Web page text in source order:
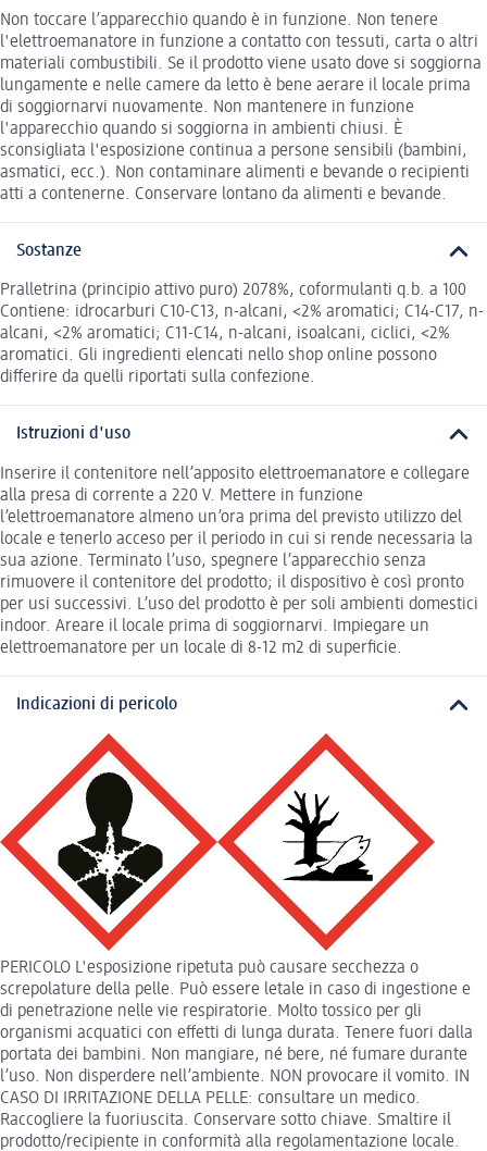
Non toccare l’apparecchio quando è in funzione. Non tenere
l'elettroemanatore in funzione a contatto con tessuti, carta o altri
materiali combustibili. Se il prodotto viene usato dove si soggiorna
lungamente e nelle camere da letto è bene aerare il locale prima
di soggiornarvi nuovamente. Non mantenere in funzione
l'apparecchio quando si soggiorna in ambienti chiusi. È
sconsigliata l'esposizione continua a persone sensibili (bambini,
asmatici, ecc.). Non contaminare alimenti e bevande o recipienti
atti a contenerne. Conservare lontano da alimenti e bevande.
Sostanze
Pralletrina (principio attivo puro) 2078%, coformulanti q.b. a 100
Contiene: idrocarburi C10-C13, n-alcani, <2% aromatici; C14-C17, n-
alcani, <2% aromatici; C11-C14, n-alcani, isoalcani, ciclici, <2%
aromatici. Gli ingredienti elencati nello shop online possono
differire da quelli riportati sulla confezione.
Istruzioni d'uso
Inserire il contenitore nell’apposito elettroemanatore e collegare
alla presa di corrente a 220 V. Mettere in funzione
l’elettroemanatore almeno un’ora prima del previsto utilizzo del
locale e tenerlo acceso per il periodo in cui si rende necessaria la
sua azione. Terminato l’uso, spegnere l’apparecchio senza
rimuovere il contenitore del prodotto; il dispositivo è così pronto
per usi successivi. L’uso del prodotto è per soli ambienti domestici
indoor. Areare il locale prima di soggiornarvi. Impiegare un
elettroemanatore per un locale di 8-12 m2 di superficie.
Indicazioni di pericolo
PERICOLO L'esposizione ripetuta può causare secchezza o
screpolature della pelle. Può essere letale in caso di ingestione e
di penetrazione nelle vie respiratorie. Molto tossico per gli
organismi acquatici con effetti di lunga durata. Tenere fuori dalla
portata dei bambini. Non mangiare, né bere, né fumare durante
l’uso. Non disperdere nell’ambiente. NON provocare il vomito. IN
CASO DI IRRITAZIONE DELLA PELLE: consultare un medico.
Raccogliere la fuoriuscita. Conservare sotto chiave. Smaltire il
prodotto/recipiente in conformità alla regolamentazione locale.